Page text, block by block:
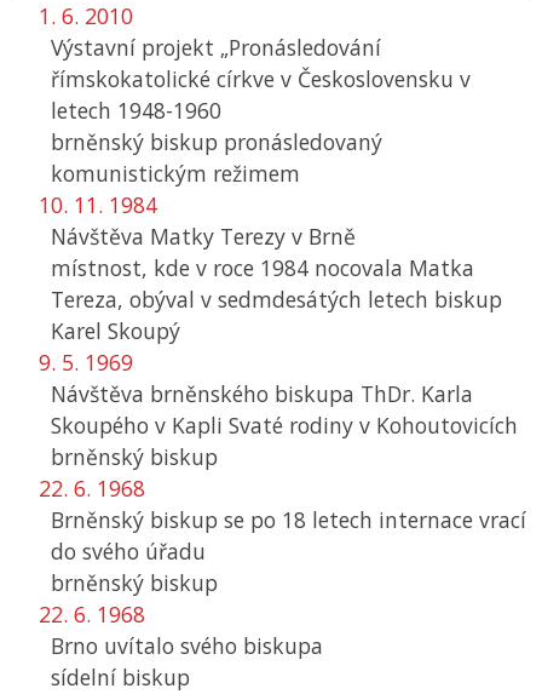
1. 6. 2010
Výstavní projekt „Pronásledování
římskokatolické církve v Československu v
letech 1948-1960
brněnský biskup pronásledovaný
komunistickým režimem
10. 11. 1984
Návštěva Matky Terezy v Brně
místnost, kde v roce 1984 nocovala Matka
Tereza, obýval v sedmdesátých letech biskup
Karel Skoupý
9. 5. 1969
Návštěva brněnského biskupa ThDr. Karla
Skoupého v Kapli Svaté rodiny v Kohoutovicích
brněnský biskup
22. 6. 1968
Brněnský biskup se po 18 letech internace vrací
do svého úřadu
brněnský biskup
22. 6. 1968
Brno uvítalo svého biskupa
sídelní biskup